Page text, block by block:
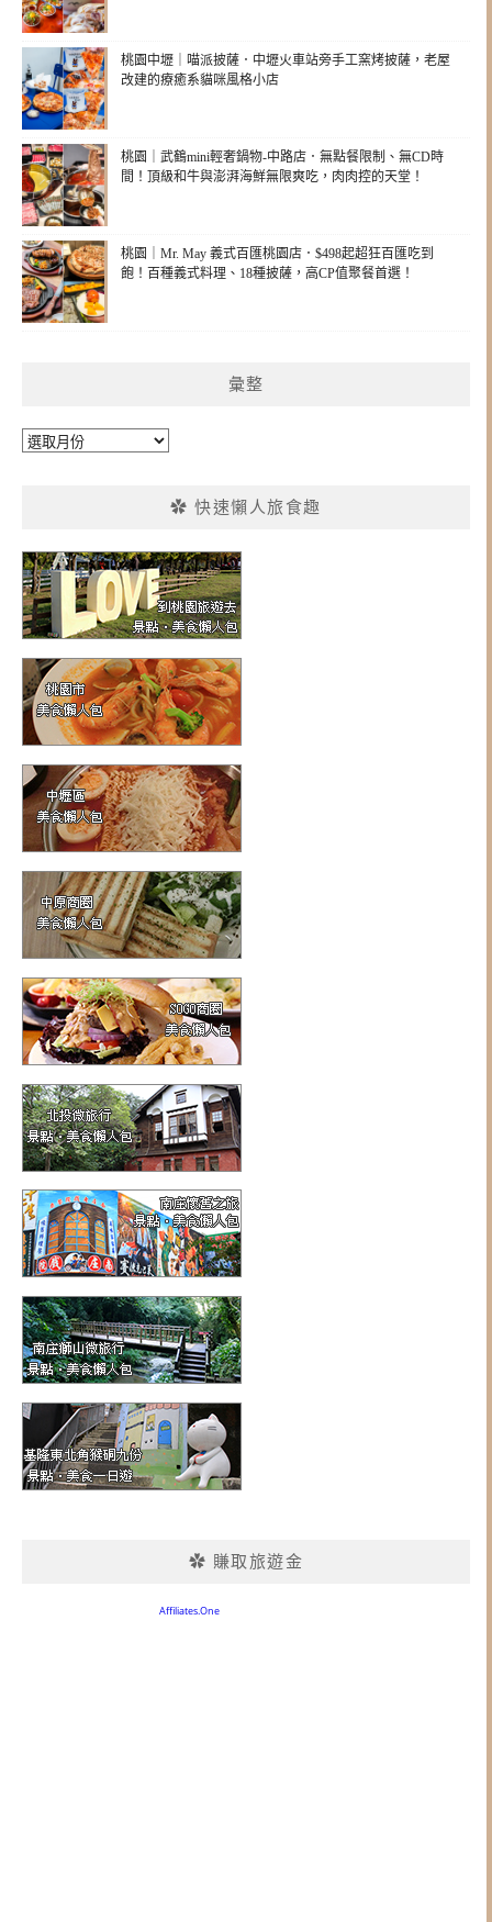
桃園中壢｜喵派披薩．中壢火車站旁手工窯烤披薩，老屋
改建的療癒系貓咪風格小店
桃園｜武鶴mini輕奢鍋物-中路店．無點餐限制、無CD時
間！頂級和牛與澎湃海鮮無限爽吃，肉肉控的天堂！
桃園｜Mr. May 義式百匯桃園店．$498起超狂百匯吃到
飽！百種義式料理、18種披薩，高CP值聚餐首選！
彙整
彙
✿ 快速懶人旅食趣
✿ 賺取旅遊金